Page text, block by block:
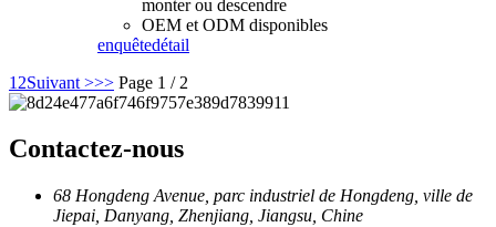
monter ou descendre
OEM et ODM disponibles
enquêtedétail
1 2Suivant >>> Page 1 / 2
Contactez-nous
68 Hongdeng Avenue, parc industriel de Hongdeng, ville de
Jiepai, Danyang, Zhenjiang, Jiangsu, Chine